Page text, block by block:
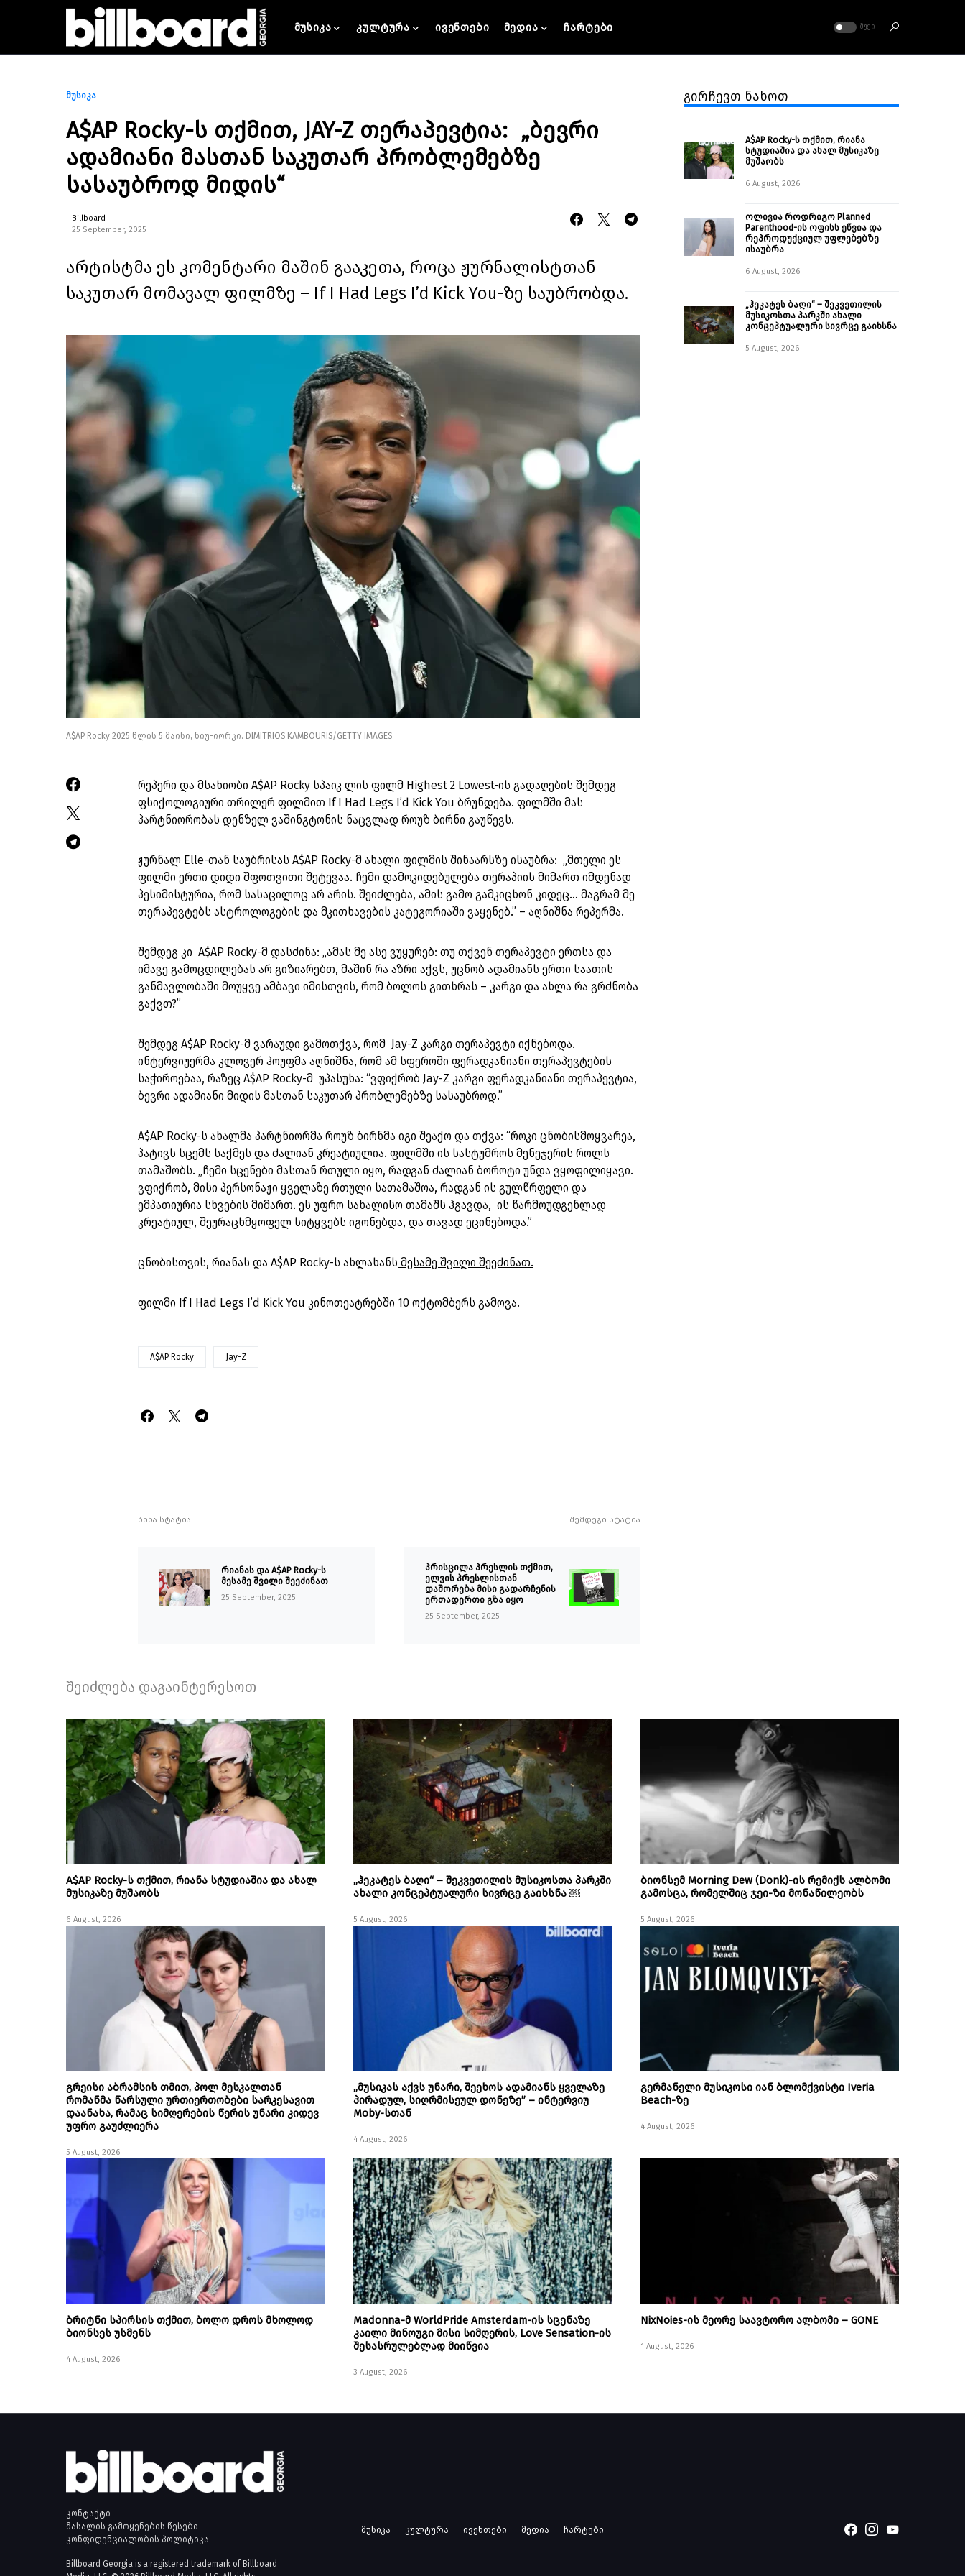
მუსიკა კულტურა ივენთები მედია ჩარტები ᲛᲣᲥᲘ
მუსიკა
A$AP Rocky-ს თქმით, JAY-Z თერაპევტია: „ბევრი
ადამიანი მასთან საკუთარ პრობლემებზე
სასაუბროდ მიდის“
Billboard
25 September, 2025
არტისტმა ეს კომენტარი მაშინ გააკეთა, როცა ჟურნალისტთან
საკუთარ მომავალ ფილმზე – If I Had Legs I’d Kick You-ზე საუბრობდა.
A$AP Rocky 2025 წლის 5 მაისი, ნიუ-იორკი. DIMITRIOS KAMBOURIS/GETTY IMAGES
რეპერი და მსახიობი A$AP Rocky სპაიკ ლის ფილმ Highest 2 Lowest-ის გადაღების შემდეგ
ფსიქოლოგიური თრილერ ფილმით If I Had Legs I’d Kick You ბრუნდება. ფილმში მას
პარტნიორობას დენზელ ვაშინგტონის ნაცვლად როუზ ბირნი გაუწევს.
ჟურნალ Elle-თან საუბრისას A$AP Rocky-მ ახალი ფილმის შინაარსზე ისაუბრა: „მთელი ეს
ფილმი ერთი დიდი შფოთვითი შეტევაა. ჩემი დამოკიდებულება თერაპიის მიმართ იმდენად
პესიმისტურია, რომ სასაცილოც არ არის. შეიძლება, ამის გამო გამკიცხონ კიდეც… მაგრამ მე
თერაპევტებს ასტროლოგების და მკითხავების კატეგორიაში ვაყენებ.” – აღნიშნა რეპერმა.
შემდეგ კი A$AP Rocky-მ დასძინა: „ამას მე ასე ვუყურებ: თუ თქვენ თერაპევტი ერთსა და
იმავე გამოცდილებას არ გიზიარებთ, მაშინ რა აზრი აქვს, უცნობ ადამიანს ერთი საათის
განმავლობაში მოუყვე ამბავი იმისთვის, რომ ბოლოს გითხრას – კარგი და ახლა რა გრძნობა
გაქვთ?”
შემდეგ A$AP Rocky-მ ვარაუდი გამოთქვა, რომ Jay-Z კარგი თერაპევტი იქნებოდა.
ინტერვიუერმა კლოვერ ჰოუფმა აღნიშნა, რომ ამ სფეროში ფერადკანიანი თერაპევტების
საჭიროებაა, რაზეც A$AP Rocky-მ უპასუხა: “ვფიქრობ Jay-Z კარგი ფერადკანიანი თერაპევტია,
ბევრი ადამიანი მიდის მასთან საკუთარ პრობლემებზე სასაუბროდ.”
A$AP Rocky-ს ახალმა პარტნიორმა როუზ ბირნმა იგი შეაქო და თქვა: “როკი ცნობისმოყვარეა,
პატივს სცემს საქმეს და ძალიან კრეატიულია. ფილმში ის სასტუმროს მენეჯერის როლს
თამაშობს. „ჩემი სცენები მასთან რთული იყო, რადგან ძალიან ბოროტი უნდა ვყოფილიყავი.
ვფიქრობ, მისი პერსონაჟი ყველაზე რთული სათამაშოა, რადგან ის გულწრფელი და
ემპათიურია სხვების მიმართ. ეს უფრო სახალისო თამაშს ჰგავდა, ის წარმოუდგენლად
კრეატიულ, შეურაცხმყოფელ სიტყვებს იგონებდა, და თავად ეცინებოდა.”
ცნობისთვის, რიანას და A$AP Rocky-ს ახლახანს მესამე შვილი შეეძინათ.
ფილმი If I Had Legs I’d Kick You კინოთეატრებში 10 ოქტომბერს გამოვა.
A$AP Rocky Jay-Z
წინა სტატია
რიანას და A$AP Rocky-ს
მესამე შვილი შეეძინათ
25 September, 2025
შემდეგი სტატია
პრისცილა პრესლის თქმით,
ელვის პრესლისთან
დაშორება მისი გადარჩენის
ერთადერთი გზა იყო
25 September, 2025
გირჩევთ ნახოთ
A$AP Rocky-ს თქმით, რიანა
სტუდიაშია და ახალ მუსიკაზე
მუშაობს
6 August, 2026
ოლივია როდრიგო Planned
Parenthood-ის ოფისს ეწვია და
რეპროდუქციულ უფლებებზე
ისაუბრა
6 August, 2026
„ჰეკატეს ბაღი“ – შეკვეთილის
მუსიკოსთა პარკში ახალი
კონცეპტუალური სივრცე გაიხსნა ￼
5 August, 2026
შეიძლება დაგაინტერესოთ
A$AP Rocky-ს თქმით, რიანა სტუდიაშია და ახალ
მუსიკაზე მუშაობს
6 August, 2026
„ჰეკატეს ბაღი“ – შეკვეთილის მუსიკოსთა პარკში
ახალი კონცეპტუალური სივრცე გაიხსნა ￼
5 August, 2026
ბიონსემ Morning Dew (Donk)-ის რემიქს ალბომი
გამოსცა, რომელშიც ჯეი-ზი მონაწილეობს
5 August, 2026
გრეისი აბრამსის თმით, პოლ მესკალთან
რომანმა წარსული ურთიერთობები სარკესავით
დაანახა, რამაც სიმღერების წერის უნარი კიდევ
უფრო გაუძლიერა
5 August, 2026
„მუსიკას აქვს უნარი, შეეხოს ადამიანს ყველაზე
პირადულ, სიღრმისეულ დონეზე” – ინტერვიუ
Moby-სთან
4 August, 2026
გერმანელი მუსიკოსი იან ბლომქვისტი Iveria
Beach-ზე
4 August, 2026
ბრიტნი სპირსის თქმით, ბოლო დროს მხოლოდ
ბიონსეს უსმენს
4 August, 2026
Madonna-მ WorldPride Amsterdam-ის სცენაზე
კაილი მინოუგი მისი სიმღერის, Love Sensation-ის
შესასრულებლად მიიწვია
3 August, 2026
NixNoies-ის მეორე საავტორო ალბომი – GONE
1 August, 2026
კონტაქტი
მასალის გამოყენების წესები
კონფიდენციალობის პოლიტიკა
Billboard Georgia is a registered trademark of Billboard
მუსიკა კულტურა ივენთები მედია ჩარტები